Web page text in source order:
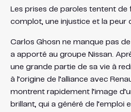
Les prises de paroles tentent de
complot, une injustice et la peur
Carlos Ghosn ne manque pas
a apporté au groupe Nissan.
une grande partie de sa vie à
à l’origine de l’alliance avec
montrent rapidement l’image
brillant, qui a généré de l’emploi